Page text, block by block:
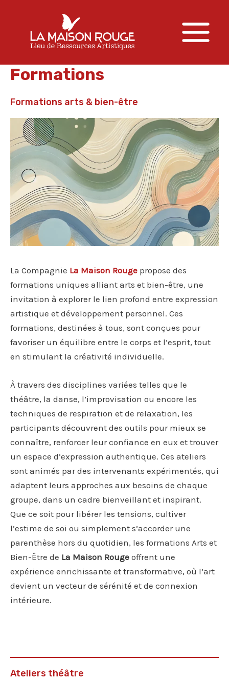
Main
Menu
Formations
Formations arts & bien-être
La Compagnie La Maison Rouge propose des
formations uniques alliant arts et bien-être, une
invitation à explorer le lien profond entre expression
artistique et développement personnel. Ces
formations, destinées à tous, sont conçues pour
favoriser un équilibre entre le corps et l’esprit, tout
en stimulant la créativité individuelle.
À travers des disciplines variées telles que le
théâtre, la danse, l’improvisation ou encore les
techniques de respiration et de relaxation, les
participants découvrent des outils pour mieux se
connaître, renforcer leur confiance en eux et trouver
un espace d’expression authentique. Ces ateliers
sont animés par des intervenants expérimentés, qui
adaptent leurs approches aux besoins de chaque
groupe, dans un cadre bienveillant et inspirant.
Que ce soit pour libérer les tensions, cultiver
l’estime de soi ou simplement s’accorder une
parenthèse hors du quotidien, les formations Arts et
Bien-Être de La Maison Rouge offrent une
expérience enrichissante et transformative, où l’art
devient un vecteur de sérénité et de connexion
intérieure.
Ateliers théâtre